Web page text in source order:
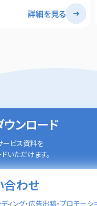
詳細を見る
ンロード
ービス資料を
いただけます。
合わせ
ィング・広告出稿・プロモーシ